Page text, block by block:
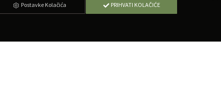
Postavke Kolačića PRIHVATI KOLAČIĆE